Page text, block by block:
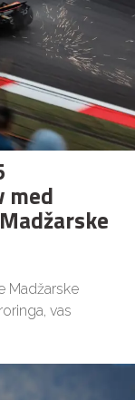
med
Madžarske
vas